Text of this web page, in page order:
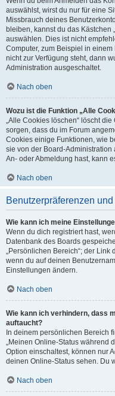
auswählst, wirst du nur für eine
Missbrauch deines
bleiben, kannst du das Kästchen
auswählen. Dies ist nicht
Computer, zum Beispiel in
nicht zur Verfügung steht, dann
Administration ausgeschaltet.
Nach oben
Wozu ist die Funktion „Alle
„Alle Cookies löschen“ löscht
sorgen, dass du im Forum
Cookies einige Funktionen, wie
sie von der Board-
An- oder Abmeldung hast, kann
Nach oben
Benutzerpräferenzen
Wie kann ich meine
Wenn du dich registriert hast,
Datenbank des Boards
„Persönlichen Bereich“; der
wenn du auf deinen
Einstellungen ändern.
Nach oben
Wie kann ich verhindern, dass
auftaucht?
In deinem persönlichen Bereich
„Meinen Online-Status während
Option einschaltest, können nur
deinen Online-Status sehen. Du
Nach oben